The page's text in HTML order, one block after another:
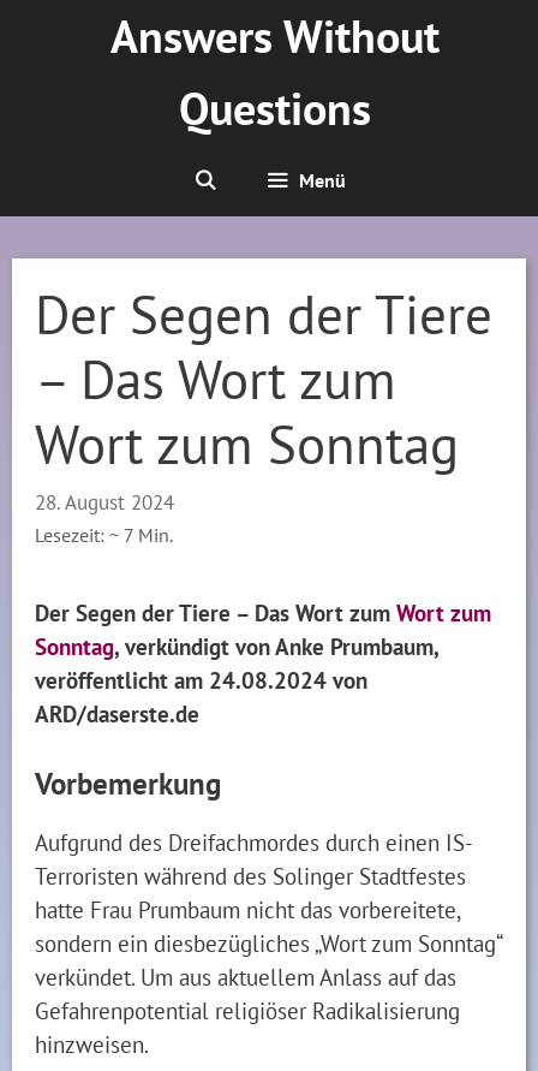
Answers Without
Questions
Menü
Der Segen der Tiere
– Das Wort zum
Wort zum Sonntag
28. August 2024
Lesezeit: ~ 7 Min.
Der Segen der Tiere – Das Wort zumWort zum
Sonntag, verkündigt von Anke Prumbaum,
veröffentlicht am 24.08.2024 von
ARD/daserste.de
Vorbemerkung
Aufgrund des Dreifachmordes durch einen IS-
Terroristen während des Solinger Stadtfestes
hatte Frau Prumbaum nicht das vorbereitete,
sondern ein diesbezügliches „Wort zum Sonntag“
verkündet. Um aus aktuellem Anlass auf das
Gefahrenpotential religiöser Radikalisierung
hinzweisen.